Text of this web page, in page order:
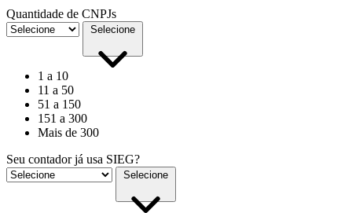
Quantidade de CNPJs
Selecione
1 a 10
11 a 50
51 a 150
151 a 300
Mais de 300
Seu contador já usa SIEG?
Selecione